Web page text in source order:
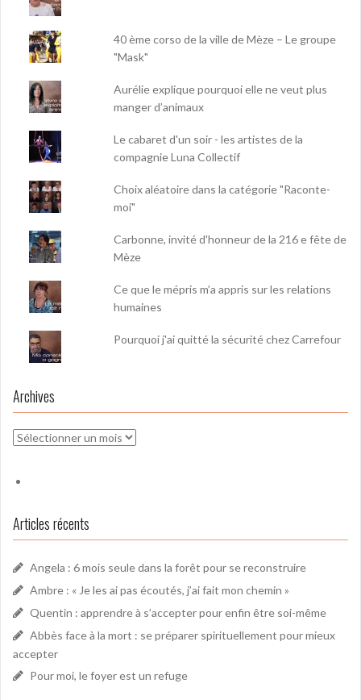
40 ème corso de la ville de Mèze – Le groupe
"Mask"
Aurélie explique pourquoi elle ne veut plus
manger d’animaux
Le cabaret d'un soir - les artistes de la
compagnie Luna Collectif
Choix aléatoire dans la catégorie "Raconte-
moi"
Carbonne, invité d'honneur de la 216 e fête de
Mèze
Ce que le mépris m’a appris sur les relations
humaines
Pourquoi j'ai quitté la sécurité chez Carrefour
Archives
Archives
Articles récents
Angela : 6 mois seule dans la forêt pour se reconstruire
Ambre : « Je les ai pas écoutés, j’ai fait mon chemin »
Quentin : apprendre à s’accepter pour enfin être soi-même
Abbès face à la mort : se préparer spirituellement pour mieux
accepter
Pour moi, le foyer est un refuge